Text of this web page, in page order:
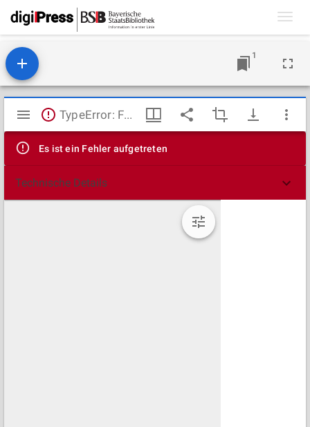
1
Mirador
Viewer
TypeError: Failed to fetch
Es ist ein Fehler aufgetreten
Technische Details